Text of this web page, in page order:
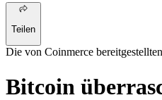
Teilen
Die von Coinmerce
Bitcoin